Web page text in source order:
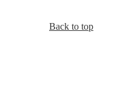
Back to top